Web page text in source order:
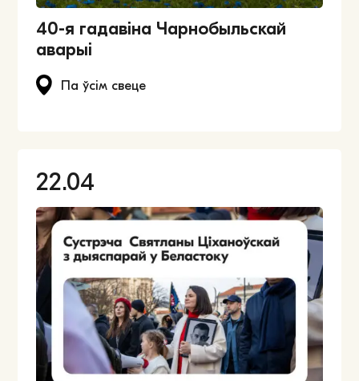
40-я гадавіна Чарнобыльскай
аварыі
Па ўсім свеце
22.04